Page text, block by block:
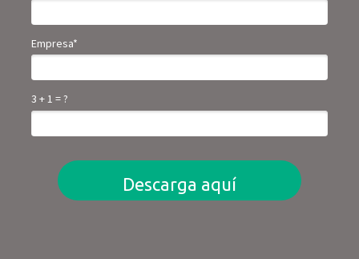
Empresa*
3 + 1 = ?
Descarga aquí